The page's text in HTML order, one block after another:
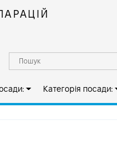
Категорія посади: